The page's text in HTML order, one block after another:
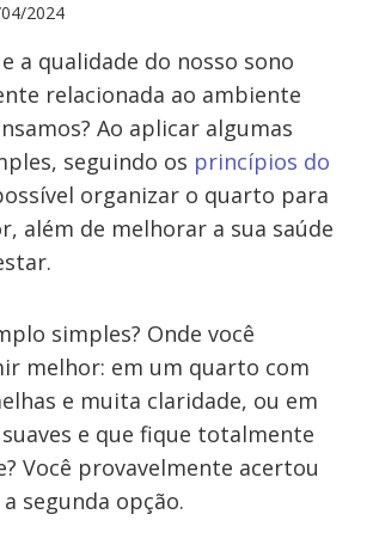
2024
a qualidade do nosso sono
relacionada ao ambiente
Ao aplicar algumas
seguindo os princípios do
organizar o quarto para
além de melhorar a sua saúde
simples? Onde você
melhor: em um quarto com
e muita claridade, ou em
e que fique totalmente
Você provavelmente acertou
segunda opção.